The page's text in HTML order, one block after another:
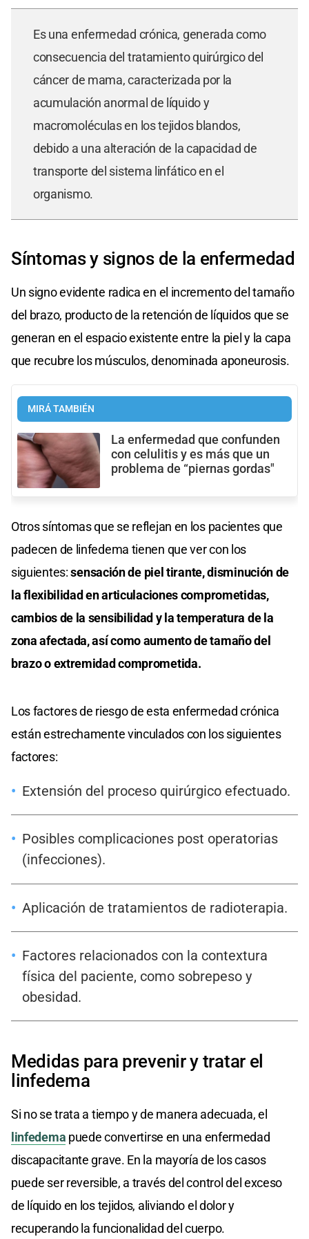
Es una enfermedad crónica, generada como
consecuencia del tratamiento quirúrgico del
cáncer de mama, caracterizada por la
acumulación anormal de líquido y
macromoléculas en los tejidos blandos,
debido a una alteración de la capacidad de
transporte del sistema linfático en el
organismo.
Síntomas y signos de la enfermedad
Un signo evidente radica en el incremento del tamaño
del brazo, producto de la retención de líquidos que se
generan en el espacio existente entre la piel y la capa
que recubre los músculos, denominada aponeurosis.
MIRÁ TAMBIÉN
La enfermedad que confunden
con celulitis y es más que un
problema de “piernas gordas"
Otros síntomas que se reflejan en los pacientes que
padecen de linfedema tienen que ver con los
siguientes:sensación de piel tirante, disminución de
la flexibilidad en articulaciones comprometidas,
cambios de la sensibilidad y la temperatura de la
zona afectada, así como aumento de tamaño del
brazo o extremidad comprometida.
Los factores de riesgo de esta enfermedad crónica
están estrechamente vinculados con los siguientes
factores:
Extensión del proceso quirúrgico efectuado.
Posibles complicaciones post operatorias
(infecciones).
Aplicación de tratamientos de radioterapia.
Factores relacionados con la contextura
física del paciente, como sobrepeso y
obesidad.
Medidas para prevenir y tratar el
linfedema
Si no se trata a tiempo y de manera adecuada, el
linfedema puede convertirse en una enfermedad
discapacitante grave. En la mayoría de los casos
puede ser reversible, a través del control del exceso
de líquido en los tejidos, aliviando el dolor y
recuperando la funcionalidad del cuerpo.